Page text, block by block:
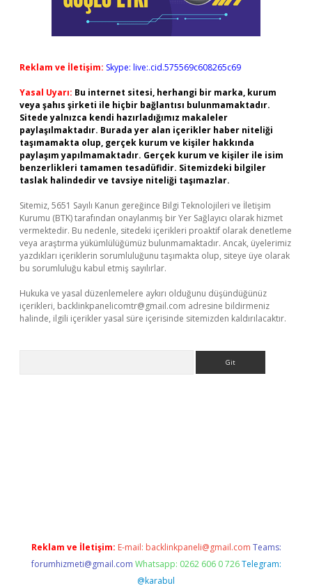
Reklam ve İletişim: Skype: live:.cid.575569c608265c69
Yasal Uyarı: Bu internet sitesi, herhangi bir marka, kurum
veya şahıs şirketi ile hiçbir bağlantısı bulunmamaktadır.
Sitede yalnızca kendi hazırladığımız makaleler
paylaşılmaktadır. Burada yer alan içerikler haber niteliği
taşımamakta olup, gerçek kurum ve kişiler hakkında
paylaşım yapılmamaktadır. Gerçek kurum ve kişiler ile isim
benzerlikleri tamamen tesadüfidir. Sitemizdeki bilgiler
taslak halindedir ve tavsiye niteliği taşımazlar.
Sitemiz, 5651 Sayılı Kanun gereğince Bilgi Teknolojileri ve İletişim
Kurumu (BTK) tarafından onaylanmış bir Yer Sağlayıcı olarak hizmet
vermektedir. Bu nedenle, sitedeki içerikleri proaktif olarak denetleme
veya araştırma yükümlülüğümüz bulunmamaktadır. Ancak, üyelerimiz
yazdıkları içeriklerin sorumluluğunu taşımakta olup, siteye üye olarak
bu sorumluluğu kabul etmiş sayılırlar.
Hukuka ve yasal düzenlemelere aykırı olduğunu düşündüğünüz
içerikleri, backlinkpanelicomtr@gmail.com adresine bildirmeniz
halinde, ilgili içerikler yasal süre içerisinde sitemizden kaldırılacaktır.
Reklam ve İletişim: E-mail: backlinkpaneli@gmail.com Teams:
forumhizmeti@gmail.com Whatsapp: 0262 606 0 726 Telegram:
@karabul